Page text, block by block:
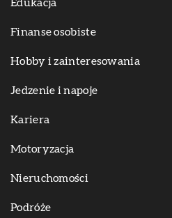
Edukacja
Finanse osobiste
Hobby i zainteresowania
Jedzenie i napoje
Kariera
Motoryzacja
Nieruchomości
Podróże